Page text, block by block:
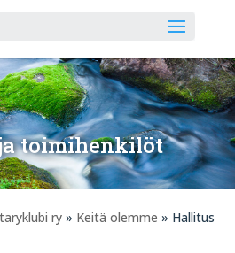
toimihenkilöt
ry » Keitä olemme » Hallitus